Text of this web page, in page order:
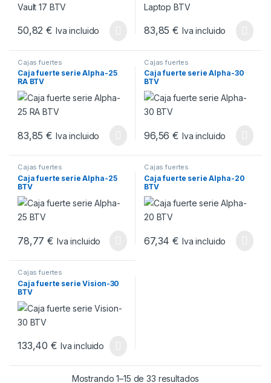
50,82€ Iva incluido 83,85€ Iva incluido
Cajas fuertes
Caja fuerte serie Alpha-25
RA BTV
83,85€ Iva incluido
Cajas fuertes
Caja fuerte serie Alpha-30
BTV
96,56€ Iva incluido
Cajas fuertes
Caja fuerte serie Alpha-25
BTV
78,77€ Iva incluido
Cajas fuertes
Caja fuerte serie Alpha-20
BTV
67,34€ Iva incluido
Cajas fuertes
Caja fuerte serie Vision-30
BTV
133,40€ Iva incluido
Mostrando 1–15 de 33 resultados